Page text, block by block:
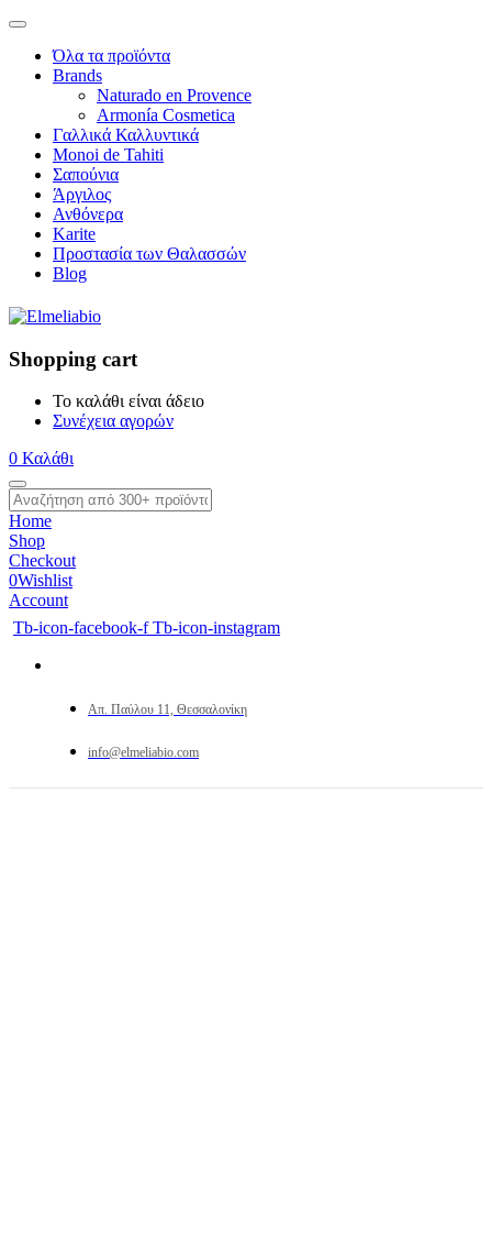
Όλα τα προϊόντα
Brands
Naturado en Provence
Armonía Cosmetica
Γαλλικά Καλλυντικά
Monoi de Tahiti
Σαπούνια
Άργιλος
Ανθόνερα
Karite
Προστασία των Θαλασσών
Blog
Shopping cart
Το καλάθι είναι άδειο
Συνέχεια αγορών
0 Καλάθι
Home
Shop
Checkout
0Wishlist
Account
Tb-icon-facebook-f Tb-icon-instagram
Απ. Παύλου 11, Θεσσαλονίκη
info@elmeliabio.com